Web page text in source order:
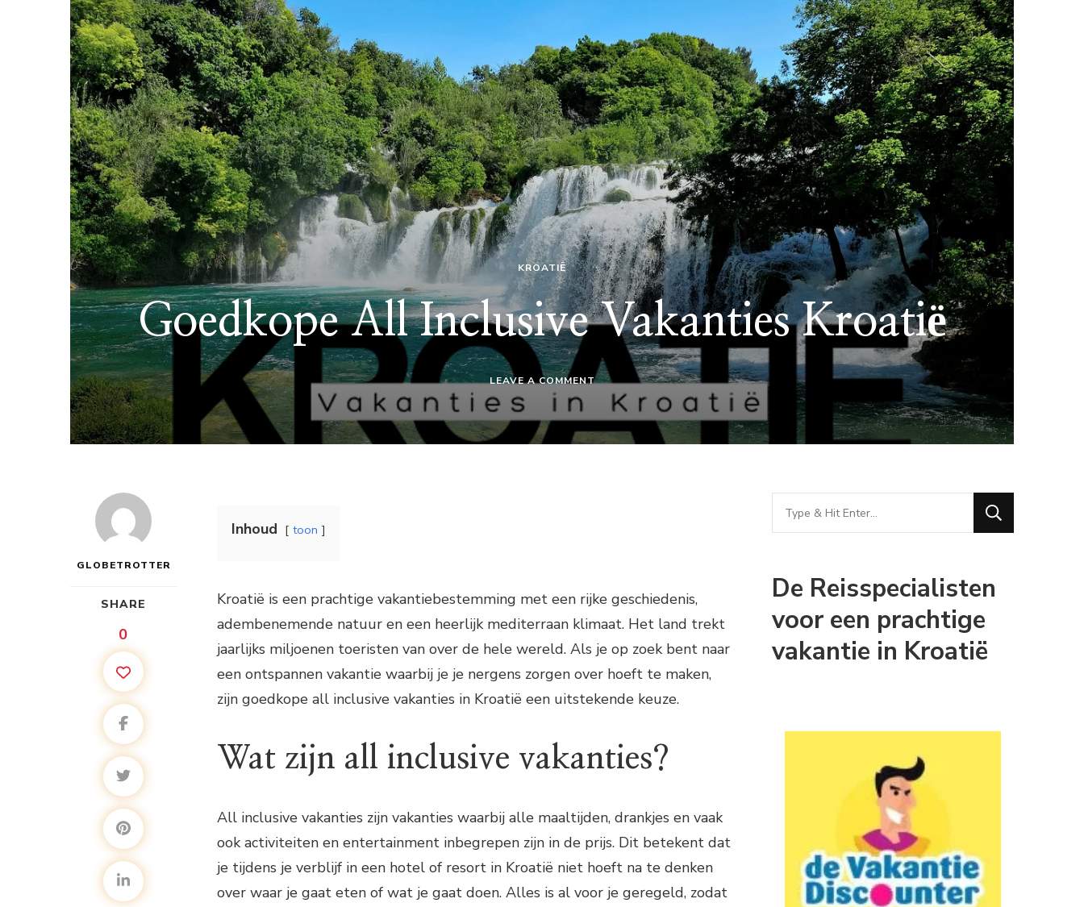
KROATIË
Goedkope All Inclusive Vakanties Kroatië
LEAVE A COMMENTON
GOEDKOPE
ALL
INCLUSIVE
VAKANTIES
KROATIË
GLOBETROTTER
SHARE
0
Inhoud toon
Kroatië is een prachtige vakantiebestemming met een rijke geschiedenis,
adembenemende natuur en een heerlijk mediterraan klimaat. Het land trekt
jaarlijks miljoenen toeristen van over de hele wereld. Als je op zoek bent naar
een ontspannen vakantie waarbij je je nergens zorgen over hoeft te maken,
zijn goedkope all inclusive vakanties in Kroatië een uitstekende keuze.
Wat zijn all inclusive vakanties?
All inclusive vakanties zijn vakanties waarbij alle maaltijden, drankjes en vaak
ook activiteiten en entertainment inbegrepen zijn in de prijs. Dit betekent dat
je tijdens je verblijf in een hotel of resort in Kroatië niet hoeft na te denken
over waar je gaat eten of wat je gaat doen. Alles is al voor je geregeld, zodat
Looking
for
De Reisspecialisten
voor een prachtige
vakantie in Kroatië